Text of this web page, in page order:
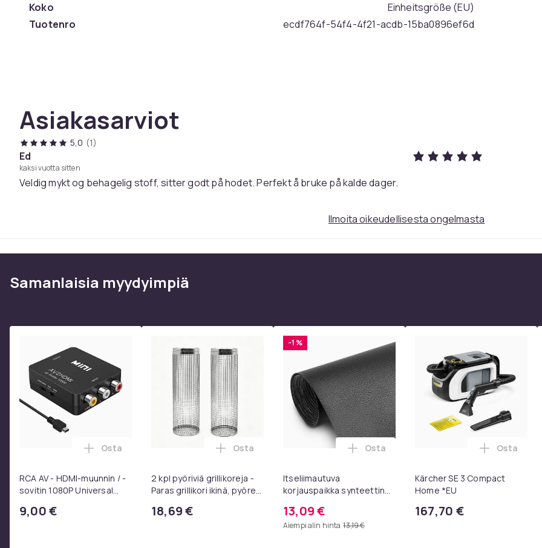
Koko
Einheitsgröße (EU)
Tuotenro
ecdf764f-54f4-4f21-acdb-15ba0896ef6d
Asiakasarviot
5,0 (1)
Ed
kaksi vuotta sitten
Veldig mykt og behagelig stoff, sitter godt på hodet. Perfekt å bruke på kalde dager.
Ilmoita oikeudellisesta ongelmasta
Samanlaisia ​​myydyimpiä
RCA AV - HDMI-muunnin / -
sovitin 1080P Universal
9,00 €
Lisää RCA AV - HDMI-muunnin / -sovitin 1080P Universal Musta ostoskoriin
Osta
2 kpl pyöriviä grillikoreja -
Paras grillikori ikinä, pyöreä
teräksestä valmistettu
18,69 €
Lisää 2 kpl pyöriviä grillikoreja - Paras grillikori ikinä, pyöreä
Osta
-1 %
Itseliimautuva
korjauspaikka synteettinen
13,09 €
Aiempi alin hinta 13,19 €
Lisää Itseliimautuva korjauspaikka
Osta
Kärcher SE 3 Compact
Home *EU
167,70 €
Lisää
Osta